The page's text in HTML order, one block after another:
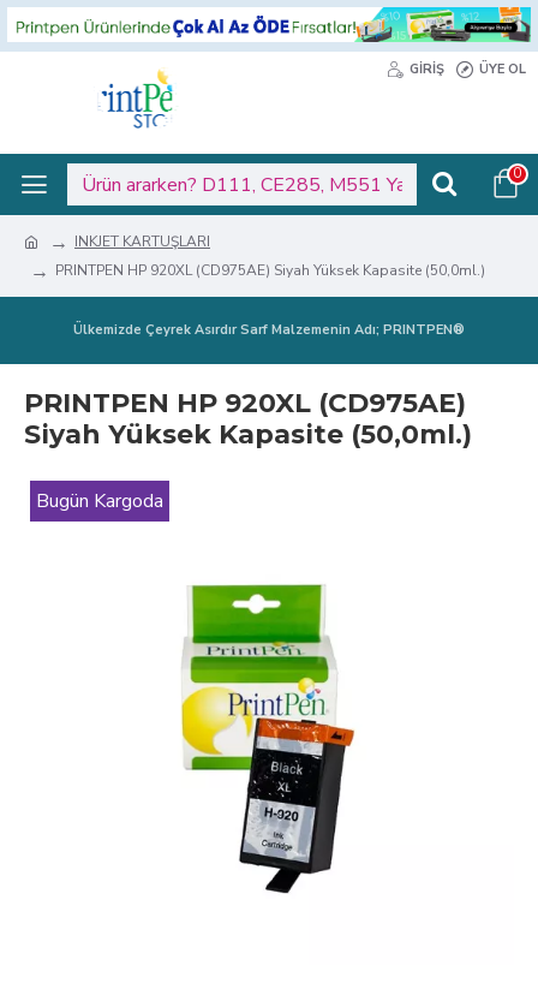
GIRIŞ ÜYE OL
0
INKJET KARTUŞLARI
PRINTPEN HP 920XL (CD975AE) Siyah Yüksek Kapasite (50,0ml.)
Ülkemizde Çeyrek Asırdır Sarf Malzemenin Adı; PRINTPEN®
PRINTPEN HP 920XL (CD975AE)
Siyah Yüksek Kapasite (50,0ml.)
Bugün Kargoda